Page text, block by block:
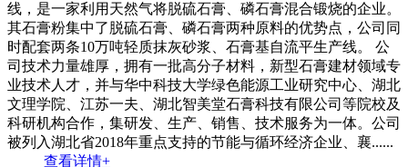
线，是一家利用天然气将脱硫石膏、磷石膏混合锻烧的企业。
其石膏粉集中了脱硫石膏、磷石膏两种原料的优势点，公司同
时配套两条10万吨轻质抹灰砂浆、石膏基自流平生产线。 公
司技术力量雄厚，拥有一批高分子材料，新型石膏建材领域专
业技术人才，并与华中科技大学绿色能源工业研究中心、湖北
文理学院、江苏一夫、湖北智美堂石膏科技有限公司等院校及
科研机构合作，集研发、生产、销售、技术服务为一体。公司
被列入湖北省2018年重点支持的节能与循环经济企业、襄......
查看详情+